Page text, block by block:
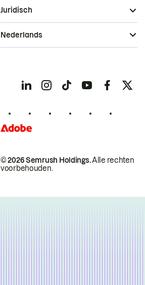
© 2026 Semrush Holdings.Alle rechten
voorbehouden.
Juridisch
Nederlands